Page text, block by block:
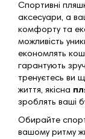
Спортивні
аксесуари, а
комфорту та
можливість
економлять
гарантують
тренуєтесь ви
життя, якісна
зроблять ваші
Обирайте
вашому ритму